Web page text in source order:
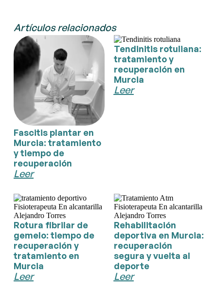
Artículos relacionados
Fascitis plantar en
Murcia: tratamiento
y tiempo de
recuperación
Leer
Tendinitis rotuliana:
tratamiento y
recuperación en
Murcia
Leer
Rotura fibrilar de
gemelo: tiempo de
recuperación y
tratamiento en
Murcia
Leer
Rehabilitación
deportiva en Murcia:
recuperación
segura y vuelta al
deporte
Leer